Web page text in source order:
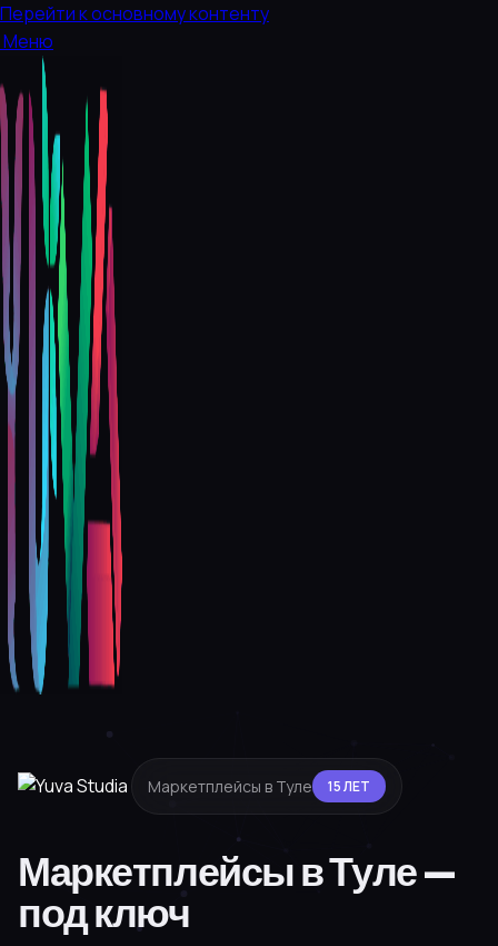
Перейти к основному контенту
Меню
Маркетплейсы в Туле 15 ЛЕТ
Маркетплейсы в Туле —
под ключ